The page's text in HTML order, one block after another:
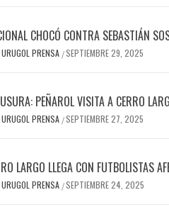
CHOCÓ CONTRA SEBASTIÁN
URUGOL PRENSA /SEPTIEMBRE 29, 2025
PEÑAROL VISITA A CERRO
URUGOL PRENSA /SEPTIEMBRE 27, 2025
LARGO LLEGA CON FUTBOLISTAS
URUGOL PRENSA /SEPTIEMBRE 24, 2025